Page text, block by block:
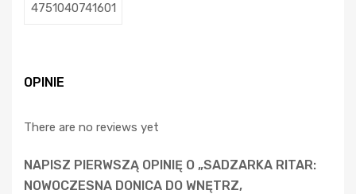
4751040741601
OPINIE
There are no reviews yet
NAPISZ PIERWSZĄ OPINIĘ O „SADZARKA RITAR:
NOWOCZESNA DONICA DO WNĘTRZ,